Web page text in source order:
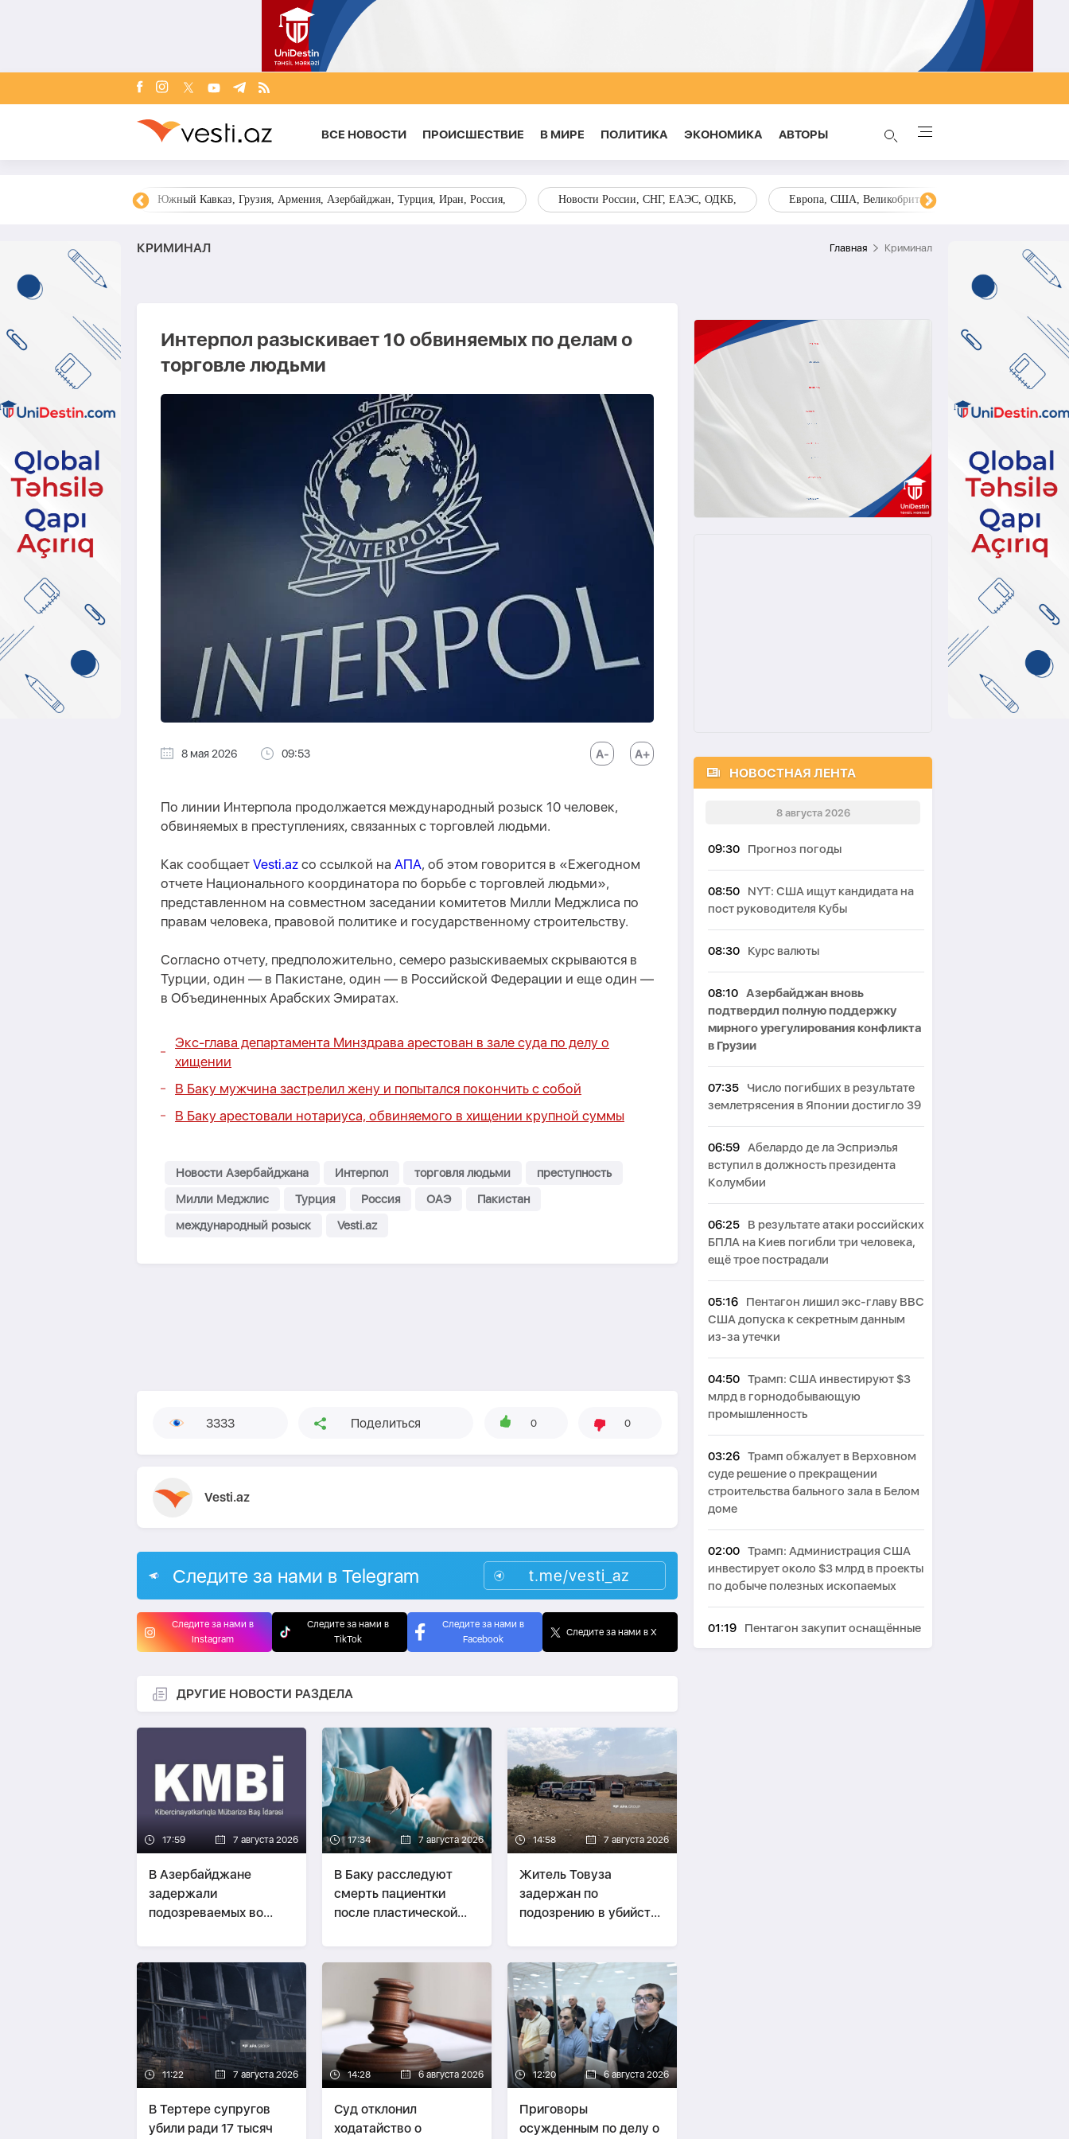
ВСЕ НОВОСТИ ПРОИСШЕСТВИЕ В МИРЕ ПОЛИТИКА ЭКОНОМИКА AВТОРЫ
Южный Кавказ, Грузия, Армения, Азербайджан, Турция, Иран, Россия, Новости России, СНГ, ЕАЭС, ОДКБ, Европа, США, Великобритания, Украина, Запад,
КРИМИНАЛ Главная Криминал
Интерпол разыскивает 10 обвиняемых по делам о
торговле людьми
8 мая 2026 09:53
По линии Интерпола продолжается международный розыск 10 человек,
обвиняемых в преступлениях, связанных с торговлей людьми.
Как сообщает Vesti.az со ссылкой на АПА, об этом говорится в «Ежегодном
отчете Национального координатора по борьбе с торговлей людьми»,
представленном на совместном заседании комитетов Милли Меджлиса по
правам человека, правовой политике и государственному строительству.
Согласно отчету, предположительно, семеро разыскиваемых скрываются в
Турции, один — в Пакистане, один — в Российской Федерации и еще один —
в Объединенных Арабских Эмиратах.
Экс-глава департамента Минздрава арестован в зале суда по делу о
хищении
В Баку мужчина застрелил жену и попытался покончить с собой
В Баку арестовали нотариуса, обвиняемого в хищении крупной суммы
Новости Азербайджана Интерпол торговля людьми
преступность
Милли Меджлис
Турция Россия ОАЭ
Пакистан
международный розыск
Vesti.az
3333 Поделиться 0 0
Vesti.az
Следите за нами в Telegram t.me/vesti_az
Следите за нами в
Instagram
Следите за нами в
TikTok
Следите за нами в
Facebook
Следите за нами в X
ДРУГИЕ НОВОСТИ РАЗДЕЛА
17:59 7 августа 2026
В Азербайджане
задержали
подозреваемых во
зарубежных сайтов-
ВИДЕО
17:34 7 августа 2026
В Баку расследуют
смерть пациентки
после пластической
14:58 7 августа 2026
Житель Товуза
задержан по
подозрению в убийстве
ФОТО
11:22 7 августа 2026
В Тертере супругов
убили ради 17 тысяч
14:28 6 августа 2026
Суд отклонил
ходатайство о
12:20 6 августа 2026
Приговоры
осужденным по делу о
НОВОСТНАЯ ЛЕНТА
8 августа 2026
09:30 Прогноз погоды
08:50
NYT: США ищут кандидата на
пост руководителя Кубы
08:30 Курс валюты
08:10 Азербайджан вновь
подтвердил полную поддержку
мирного урегулирования конфликта
в Грузии
07:35
Число погибших в результате
землетрясения в Японии достигло 39
06:59 Абелардо де ла Эсприэлья
вступил в должность президента
Колумбии
06:25
В результате атаки российских
БПЛА на Киев погибли три человека,
ещё трое пострадали
05:16
Пентагон лишил экс-главу ВВС
США допуска к секретным данным
из-за утечки
04:50 Трамп: США инвестируют $3
млрд в горнодобывающую
промышленность
03:26 Трамп обжалует в Верховном
суде решение о прекращении
строительства бального зала в Белом
доме
02:00 Трамп: Администрация США
инвестирует около $3 млрд в проекты
по добыче полезных ископаемых
01:19
Пентагон закупит оснащённые
лазерами системы борьбы с дронами